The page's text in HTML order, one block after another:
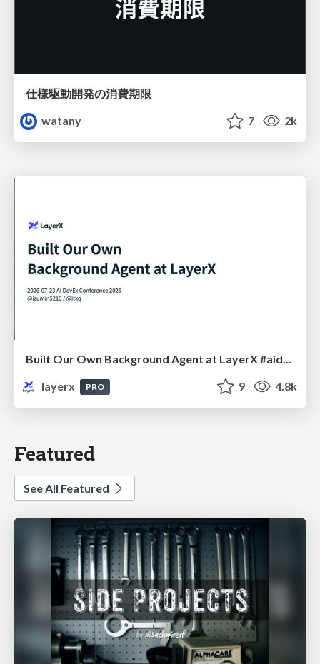
仕様駆動開発の消費期限
watany
7 2k
Built Our Own Background Agent at LayerX #aidevex_findy
layerx
PRO 9 4.8k
Featured
See All Featured